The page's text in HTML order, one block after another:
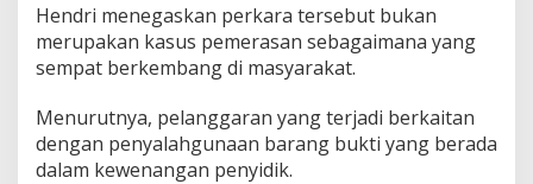
Hendri menegaskan perkara tersebut bukan
merupakan kasus pemerasan sebagaimana yang
sempat berkembang di masyarakat.
Menurutnya, pelanggaran yang terjadi berkaitan
dengan penyalahgunaan barang bukti yang berada
dalam kewenangan penyidik.